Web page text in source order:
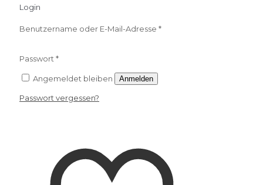
Login
Benutzername oder E-Mail-Adresse *
Passwort *
Angemeldet bleiben Anmelden
Passwort vergessen?